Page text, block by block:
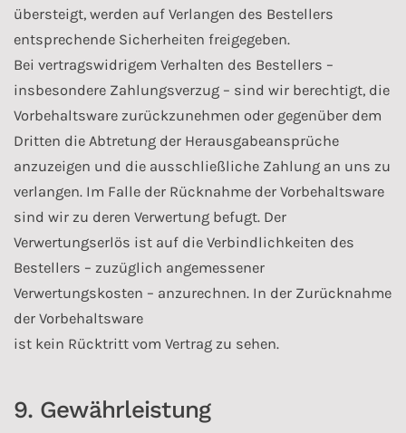
übersteigt, werden auf Verlangen des Bestellers
entsprechende Sicherheiten freigegeben.
Bei vertragswidrigem Verhalten des Bestellers –
insbesondere Zahlungsverzug – sind wir berechtigt, die
Vorbehaltsware zurückzunehmen oder gegenüber dem
Dritten die Abtretung der Herausgabeansprüche
anzuzeigen und die ausschließliche Zahlung an uns zu
verlangen. Im Falle der Rücknahme der Vorbehaltsware
sind wir zu deren Verwertung befugt. Der
Verwertungserlös ist auf die Verbindlichkeiten des
Bestellers – zuzüglich angemessener
Verwertungskosten – anzurechnen. In der Zurücknahme
der Vorbehaltsware
ist kein Rücktritt vom Vertrag zu sehen.
9. Gewährleistung